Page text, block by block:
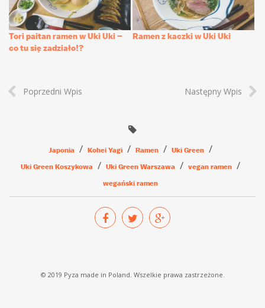
Tori paitan ramen w Uki Uki –
co tu się zadziało!?
Ramen z kaczki w Uki Uki
Poprzedni Wpis Następny Wpis
Japonia Kohei Yagi Ramen
Uki Green
Uki Green Koszykowa
Uki Green Warszawa
vegan ramen
wegański ramen
© 2019 Pyza made in Poland. Wszelkie prawa zastrzeżone.